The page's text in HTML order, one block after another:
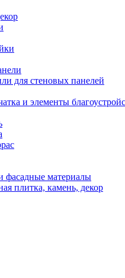
для стеновых панелей
и элементы
фасадные материалы
плитка, камень, декор